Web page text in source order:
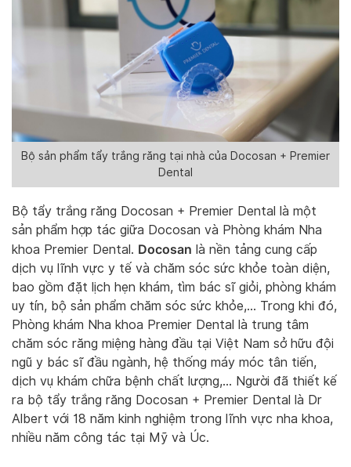
Bộ sản phẩm tẩy trắng răng tại nhà của Docosan + Premier
Dental
Bộ tẩy trắng răng Docosan + Premier Dental là một
sản phẩm hợp tác giữa Docosan và Phòng khám Nha
khoa Premier Dental. Docosan là nền tảng cung cấp
dịch vụ lĩnh vực y tế và chăm sóc sức khỏe toàn diện,
bao gồm đặt lịch hẹn khám, tìm bác sĩ giỏi, phòng khám
uy tín, bộ sản phẩm chăm sóc sức khỏe,… Trong khi đó,
Phòng khám Nha khoa Premier Dental là trung tâm
chăm sóc răng miệng hàng đầu tại Việt Nam sở hữu đội
ngũ y bác sĩ đầu ngành, hệ thống máy móc tân tiến,
dịch vụ khám chữa bệnh chất lượng,… Người đã thiết kế
ra bộ tẩy trắng răng Docosan + Premier Dental là Dr
Albert với 18 năm kinh nghiệm trong lĩnh vực nha khoa,
nhiều năm công tác tại Mỹ và Úc.